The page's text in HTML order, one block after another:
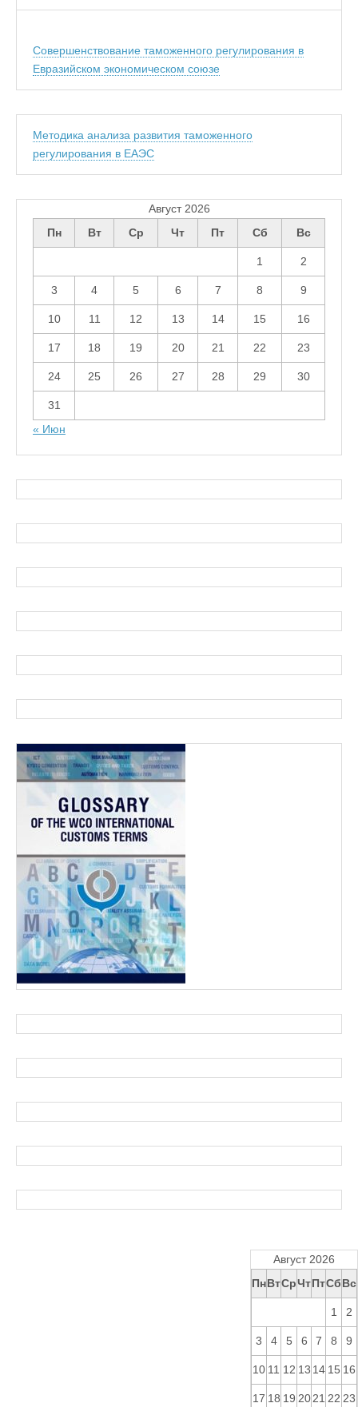
Совершенствование таможенного регулирования в
Евразийском экономическом союзе
Методика анализа развития таможенного
регулирования в ЕАЭС
Август 2026
Пн
Вт Ср Чт Пт Сб Вс
1 2
3 4 5 6 7 8 9
10 11 12 13 14 15 16
17 18 19 20 21 22 23
24 25 26 27 28 29 30
31
« Июн
Август 2026
ПнВтСрЧтПтСбВс
1 2
3 4 5 6 7 8 9
10 11 12 13 14 15 16
17 18 19 20 21 22 23